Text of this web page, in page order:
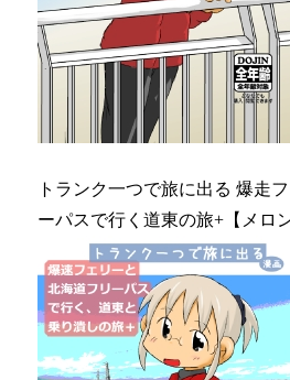
トランク一つで旅に出る 爆走
ーパスで行く道東の旅+【メロ